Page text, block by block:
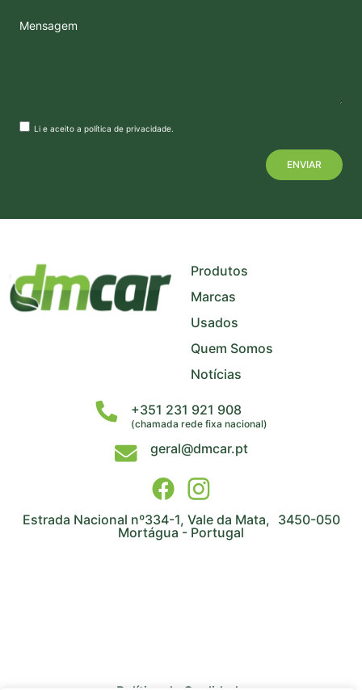
Mensagem
Li e aceito a política de privacidade
Produtos
Marcas
Usados
Quem Somos
Notícias
+351 231 921 908
(chamada rede fixa nacional)
geral@dmcar.pt
Estrada Nacional nº334-1, Vale da Mata, 3450-050
Mortágua - Portugal